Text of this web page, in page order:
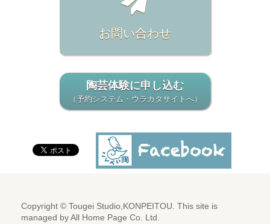
お問い合わせ
陶芸体験に申し込む
（予約システム・ウラカタサイトへ）
Copyright © Tougei Studio,KONPEITOU. This site is
managed by All Home Page Co. Ltd.